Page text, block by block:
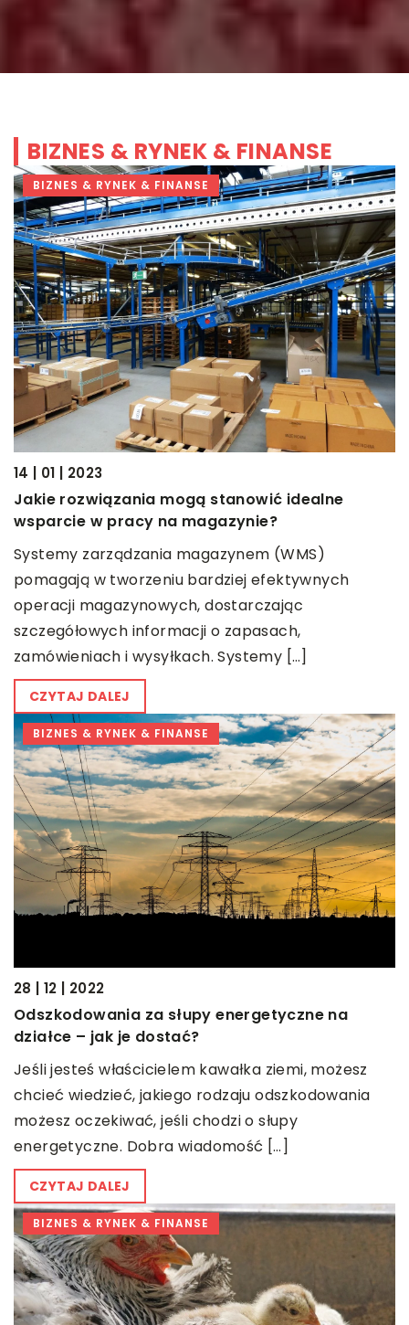
BIZNES & RYNEK & FINANSE
BIZNES & RYNEK & FINANSE
14 | 01 | 2023
Jakie rozwiązania mogą stanowić idealne
wsparcie w pracy na magazynie?
Systemy zarządzania magazynem (WMS)
pomagają w tworzeniu bardziej efektywnych
operacji magazynowych, dostarczając
szczegółowych informacji o zapasach,
zamówieniach i wysyłkach. Systemy […]
CZYTAJ DALEJ
BIZNES & RYNEK & FINANSE
28 | 12 | 2022
Odszkodowania za słupy energetyczne na
działce – jak je dostać?
Jeśli jesteś właścicielem kawałka ziemi, możesz
chcieć wiedzieć, jakiego rodzaju odszkodowania
możesz oczekiwać, jeśli chodzi o słupy
energetyczne. Dobra wiadomość […]
CZYTAJ DALEJ
BIZNES & RYNEK & FINANSE